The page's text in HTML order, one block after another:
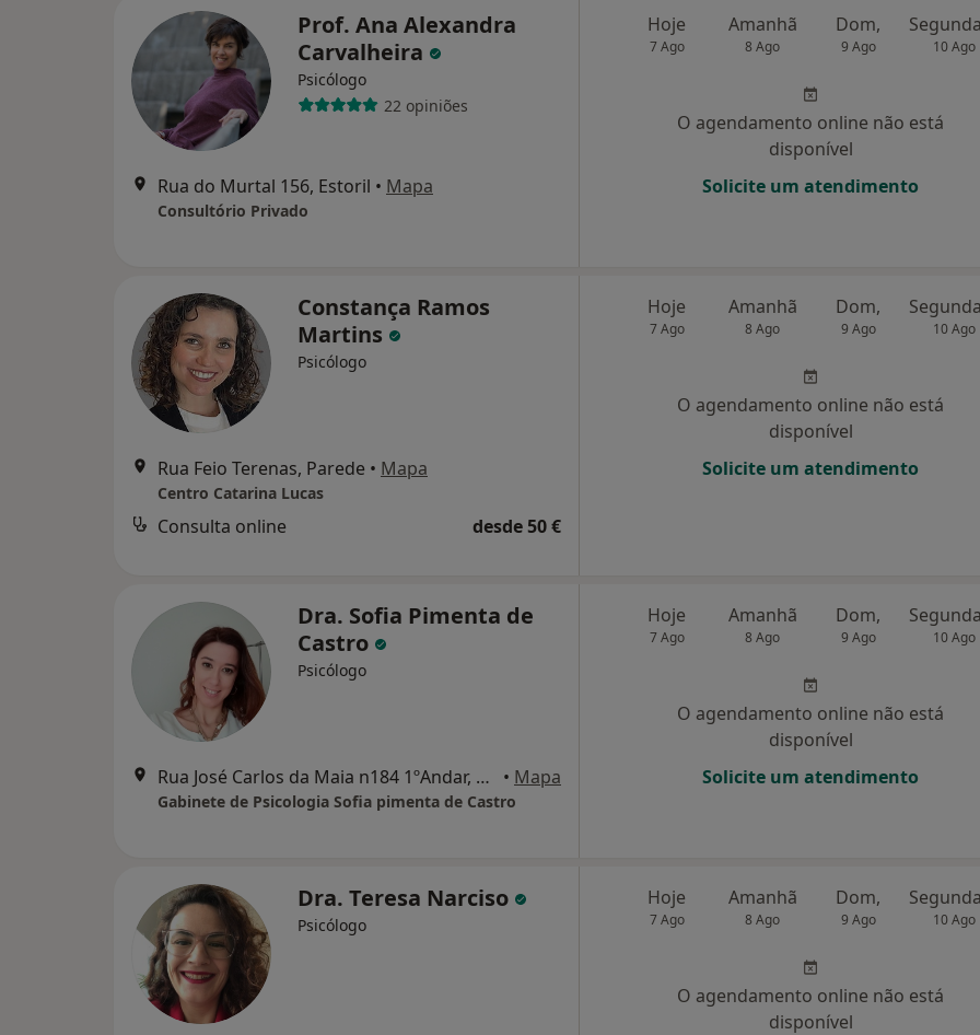
Prof. Ana Alexandra
Carvalheira
Psicólogo
22 opiniões
Rua do Murtal 156, Estoril • Mapa
Consultório Privado
Hoje
7 Ago
Amanhã
8 Ago
Dom,
9 Ago 10 Ago
O agendamento online não está
disponível
Solicite um atendimento
Constança Ramos
Martins
Psicólogo
Rua Feio Terenas, Parede • Mapa
Centro Catarina Lucas
Consulta online desde 50 €
Hoje
7 Ago
Amanhã
8 Ago
Dom,
9 Ago 10 Ago
O agendamento online não está
disponível
Solicite um atendimento
Dra. Sofia Pimenta de
Castro
Psicólogo
Rua José Carlos da Maia n184 1ºAndar, Parede • Mapa
Gabinete de Psicologia Sofia pimenta de Castro
Hoje
7 Ago
Amanhã
8 Ago
Dom,
9 Ago 10 Ago
O agendamento online não está
disponível
Solicite um atendimento
Dra. Teresa Narciso
Psicólogo
Hoje
7 Ago
Amanhã
8 Ago
Dom,
9 Ago 10 Ago
O agendamento online não está
disponível